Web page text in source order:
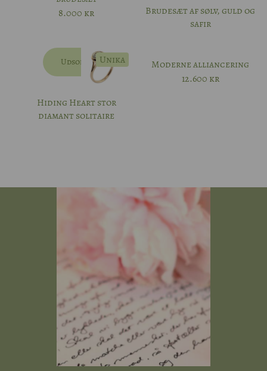
8.000 kr
Brudesæt af sølv, guld og
safir
Udsolgt
Hiding Heart stor
diamant solitaire
Unika
Moderne alliancering
12.600 kr